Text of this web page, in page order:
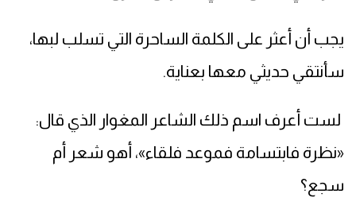
يجب أن أعثر على الكلمة الساحرة التي تسلب لبها،
سأنتقي حديثي معها بعناية.
لست أعرف اسم ذلك الشاعر المغوار الذي قال:
«نظرة فابتسامة فموعد فلقاء»، أهو شعر أم
سجع؟